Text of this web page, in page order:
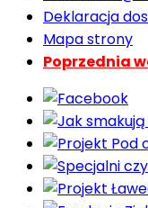
Deklaracja
Mapa strony
Poprzednia